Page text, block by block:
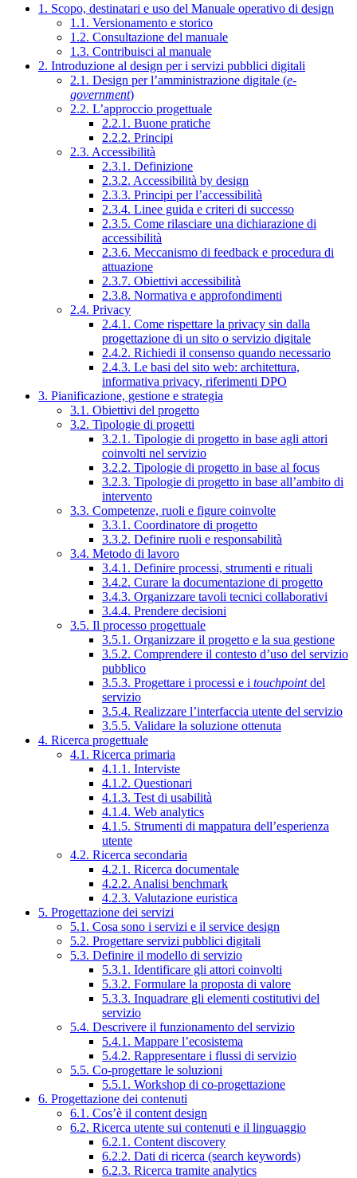
1. Scopo, destinatari e uso del Manuale operativo di design
1.1. Versionamento e storico
1.2. Consultazione del manuale
1.3. Contribuisci al manuale
2. Introduzione al design per i servizi pubblici digitali
2.1. Design per l’amministrazione digitale (e-
government)
2.2. L’approccio progettuale
2.2.1. Buone pratiche
2.2.2. Principi
2.3. Accessibilità
2.3.1. Definizione
2.3.2. Accessibilità by design
2.3.3. Principi per l’accessibilità
2.3.4. Linee guida e criteri di successo
2.3.5. Come rilasciare una dichiarazione di
accessibilità
2.3.6. Meccanismo di feedback e procedura di
attuazione
2.3.7. Obiettivi accessibilità
2.3.8. Normativa e approfondimenti
2.4. Privacy
2.4.1. Come rispettare la privacy sin dalla
progettazione di un sito o servizio digitale
2.4.2. Richiedi il consenso quando necessario
2.4.3. Le basi del sito web: architettura,
informativa privacy, riferimenti DPO
3. Pianificazione, gestione e strategia
3.1. Obiettivi del progetto
3.2. Tipologie di progetti
3.2.1. Tipologie di progetto in base agli attori
coinvolti nel servizio
3.2.2. Tipologie di progetto in base al focus
3.2.3. Tipologie di progetto in base all’ambito di
intervento
3.3. Competenze, ruoli e figure coinvolte
3.3.1. Coordinatore di progetto
3.3.2. Definire ruoli e responsabilità
3.4. Metodo di lavoro
3.4.1. Definire processi, strumenti e rituali
3.4.2. Curare la documentazione di progetto
3.4.3. Organizzare tavoli tecnici collaborativi
3.4.4. Prendere decisioni
3.5. Il processo progettuale
3.5.1. Organizzare il progetto e la sua gestione
3.5.2. Comprendere il contesto d’uso del servizio
pubblico
3.5.3. Progettare i processi e i touchpointdel
servizio
3.5.4. Realizzare l’interfaccia utente del servizio
3.5.5. Validare la soluzione ottenuta
4. Ricerca progettuale
4.1. Ricerca primaria
4.1.1. Interviste
4.1.2. Questionari
4.1.3. Test di usabilità
4.1.4. Web analytics
4.1.5. Strumenti di mappatura dell’esperienza
utente
4.2. Ricerca secondaria
4.2.1. Ricerca documentale
4.2.2. Analisi benchmark
4.2.3. Valutazione euristica
5. Progettazione dei servizi
5.1. Cosa sono i servizi e il service design
5.2. Progettare servizi pubblici digitali
5.3. Definire il modello di servizio
5.3.1. Identificare gli attori coinvolti
5.3.2. Formulare la proposta di valore
5.3.3. Inquadrare gli elementi costitutivi del
servizio
5.4. Descrivere il funzionamento del servizio
5.4.1. Mappare l’ecosistema
5.4.2. Rappresentare i flussi di servizio
5.5. Co-progettare le soluzioni
5.5.1. Workshop di co-progettazione
6. Progettazione dei contenuti
6.1. Cos’è il content design
6.2. Ricerca utente sui contenuti e il linguaggio
6.2.1. Content discovery
6.2.2. Dati di ricerca (search keywords)
6.2.3. Ricerca tramite analytics